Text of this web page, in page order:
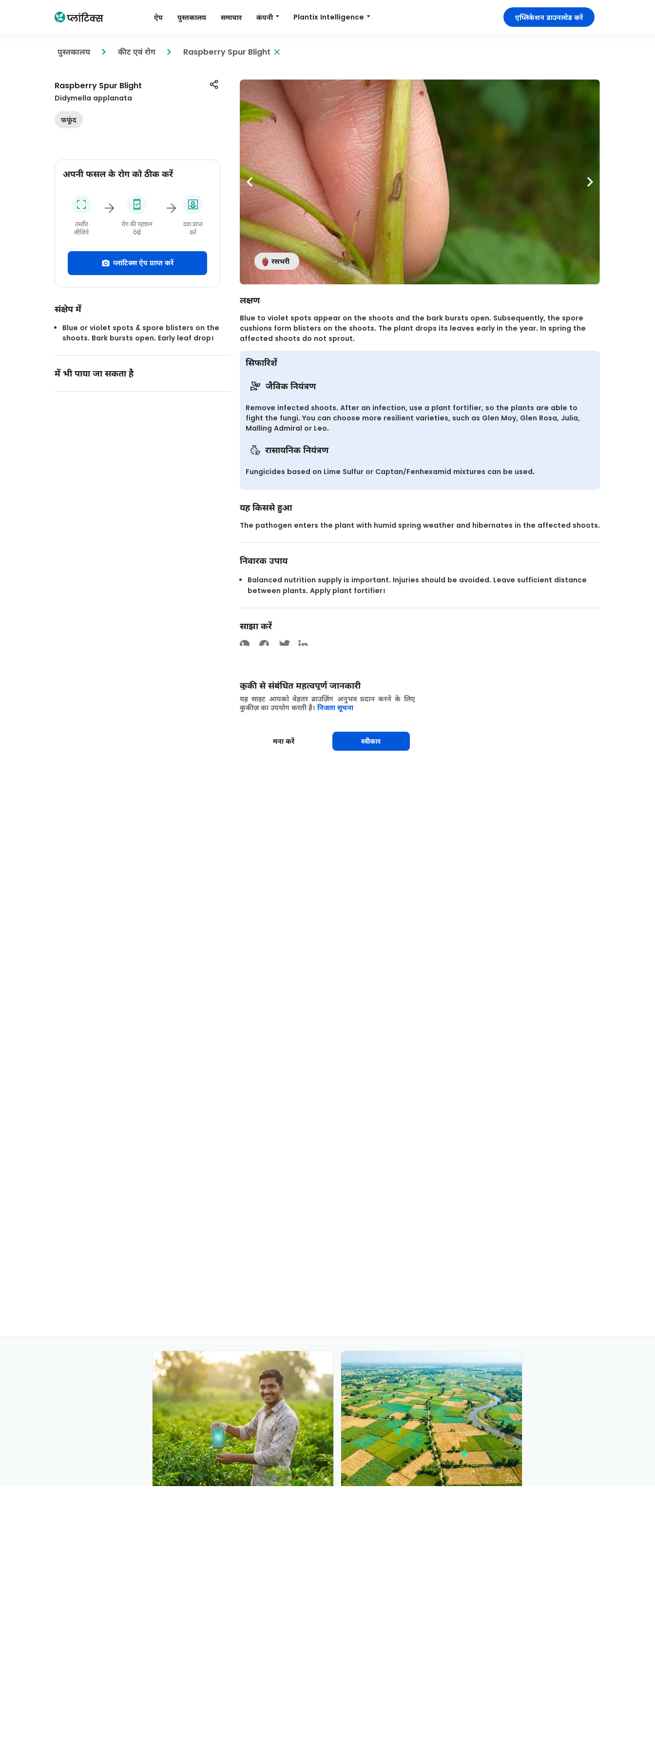
ऐप पुस्तकालय समाचार कंपनी Plantix Intelligence एप्लिकेशन डाउनलोड करें
पुस्तकालय कीट एवं रोग Raspberry Spur Blight
Raspberry Spur Blight
Didymella applanata
फफूंद
अपनी फसल के रोग को ठीक करें
तस्वीर
लीजिये
रोग की पहचान
देखें
दवा प्राप्त
करें
प्लांटिक्स ऐप प्राप्त करें
संक्षेप में
Blue or violet spots & spore blisters on the
shoots. Bark bursts open. Early leaf drop।
में भी पाया जा सकता है
रसभरी
लक्षण
Blue to violet spots appear on the shoots and the bark bursts open. Subsequently, the spore
cushions form blisters on the shoots. The plant drops its leaves early in the year. In spring the
affected shoots do not sprout.
सिफारिशें
जैविक नियंत्रण
Remove infected shoots. After an infection, use a plant fortifier, so the plants are able to
fight the fungi. You can choose more resilient varieties, such as Glen Moy, Glen Rosa, Julia,
Malling Admiral or Leo.
रासायनिक नियंत्रण
Fungicides based on Lime Sulfur or Captan/Fenhexamid mixtures can be used.
यह किससे हुआ
The pathogen enters the plant with humid spring weather and hibernates in the affected shoots.
निवारक उपाय
Balanced nutrition supply is important. Injuries should be avoided. Leave sufficient distance
between plants. Apply plant fortifier।
साझा करें
कुकी से संबंधित महत्वपूर्ण जानकारी
यह साइट आपको बेहतर ब्राउज़िंग अनुभव प्रदान करने के लिए
कुकीज़ का उपयोग करती है। निजता सूचना
मना करें स्वीकार